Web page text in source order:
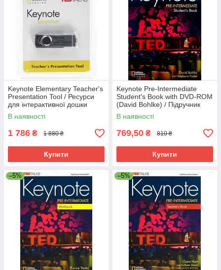
Keynote Elementary Teacher's
Presentation Tool / Ресурси
для інтерактивної дошки
В наявності
1 786 ₴ 1 880 ₴
Купити
Keynote Pre-Intermediate
Student's Book with DVD-ROM
(David Bohlke) / Підручник
В наявності
769,50 ₴ 810 ₴
Купити
–5% –5%